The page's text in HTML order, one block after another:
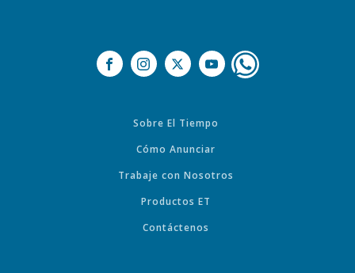
Sobre El Tiempo
Cómo Anunciar
Trabaje con Nosotros
Productos ET
Contáctenos